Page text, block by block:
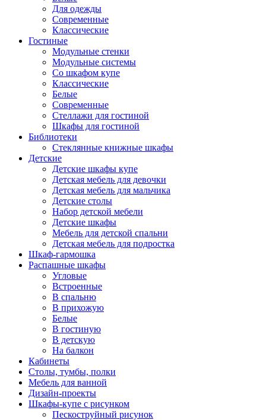
Для одежды
Современные
Классические
Гостиные
Модульные стенки
Модульные системы
Со шкафом купе
Классические
Белые
Современные
Стеллажи для гостиной
Шкафы для гостиной
Библиотеки
Стеклянные книжные шкафы
Детские
Детские шкафы купе
Детская мебель для девочки
Детская мебель для мальчика
Детские столы
Набор детской мебели
Детские шкафы
Мебель для детской спальни
Детская мебель для подростка
Шкаф-гармошка
Распашные шкафы
Угловые
Встроенные
В спальню
В прихожую
Белые
В гостиную
В детскую
На балкон
Кабинеты
Столы, тумбы, полки
Мебель для ванной
Дизайн-проекты
Шкафы-купе с рисунком
Пескоструйный рисунок